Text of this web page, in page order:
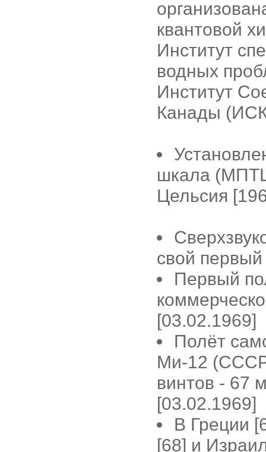
квантовой
Институт
водных
Институт
Канады
шкала
Цельсия
свой
Первый
[03.02.1969]
Полёт
Ми-12
винтов - 67
[03.02.1969]
В Греции
[68] и